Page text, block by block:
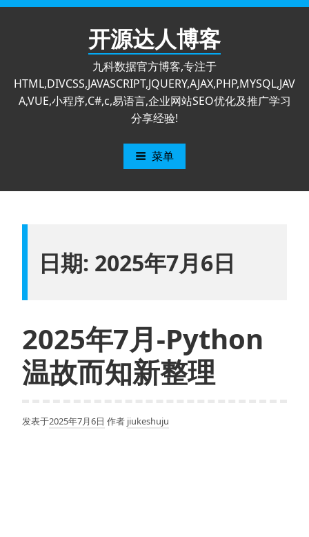
跳
开源达人博客
九科数据官方博客,专注于
HTML,DIVCSS,JAVASCRIPT,JQUERY,AJAX,PHP,MYSQL,JAV
A,VUE,小程序,C#,c,易语言,企业网站SEO优化及推广学习
分享经验!
菜单
日期: 2025年7月6日
2025年7月-Python
温故而知新整理
发表于2025年7月6日 作者 jiukeshuju